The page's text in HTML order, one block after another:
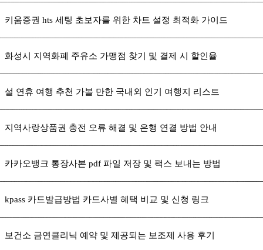
키움증권 hts 세팅 초보자를 위한 차트 설정 최적화 가이드
화성시 지역화폐 주유소 가맹점 찾기 및 결제 시 할인율
설 연휴 여행 추천 가볼 만한 국내외 인기 여행지 리스트
지역사랑상품권 충전 오류 해결 및 은행 연결 방법 안내
카카오뱅크 통장사본 pdf 파일 저장 및 팩스 보내는 방법
kpass 카드발급방법 카드사별 혜택 비교 및 신청 링크
보건소 금연클리닉 예약 및 제공되는 보조제 사용 후기